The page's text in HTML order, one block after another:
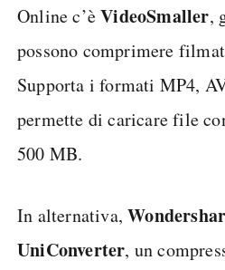
Online c’èVideoSmaller,
possono comprimere
Supporta i formati MP4,
permette di caricare file
500 MB.
In alternativa,
UniConverter, un